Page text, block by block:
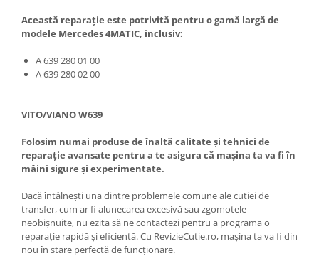
Această reparație este potrivită pentru o gamă largă de
modele Mercedes 4MATIC, inclusiv:
A 639 280 01 00
A 639 280 02 00
VITO/VIANO W639
Folosim numai produse de înaltă calitate și tehnici de
reparație avansate pentru a te asigura că mașina ta va fi în
mâini sigure și experimentate.
Dacă întâlnești una dintre problemele comune ale cutiei de
transfer, cum ar fi alunecarea excesivă sau zgomotele
neobișnuite, nu ezita să ne contactezi pentru a programa o
reparație rapidă și eficientă. Cu RevizieCutie.ro, mașina ta va fi din
nou în stare perfectă de funcționare.